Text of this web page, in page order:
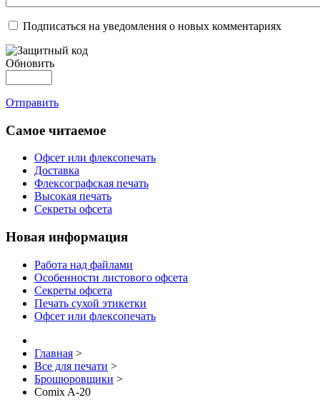
Подписаться на уведомления о новых комментариях
Обновить
Отправить
Самое читаемое
Офсет или флексопечать
Доставка
Флексографская печать
Высокая печать
Секреты офсета
Новая информация
Работа над файлами
Особенности листового офсета
Секреты офсета
Печать сухой этикетки
Офсет или флексопечать
Главная >
Все для печати >
Брошюровщики >
Comix A-20